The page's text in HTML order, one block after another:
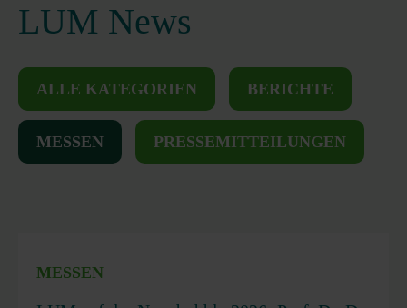
LUM News
ALLE KATEGORIEN BERICHTE
MESSEN PRESSEMITTEILUNGEN
MESSEN